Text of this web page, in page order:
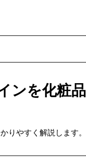
ンを化粧品
りやすく解説します。